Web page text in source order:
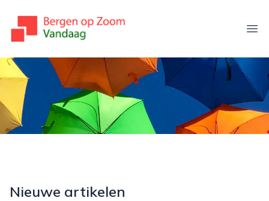
bergenopzoomvandaag.nl
Nieuwe artikelen